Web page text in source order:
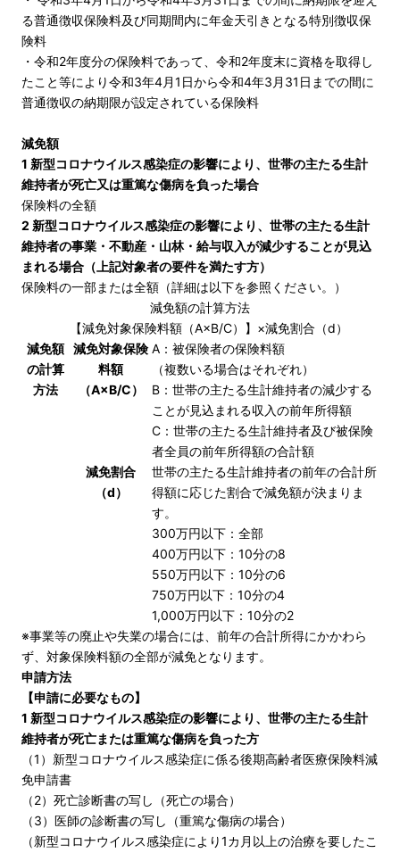
る普通徴収保険料及び同期間内に年金天引きとなる特別徴収保
険料
・令和2年度分の保険料であって、令和2年度末に資格を取得し
たこと等により令和3年4月1日から令和4年3月31日までの間に
普通徴収の納期限が設定されている保険料
減免額
1 新型コロナウイルス感染症の影響により、世帯の主たる生計
維持者が死亡又は重篤な傷病を負った場合
保険料の全額
2 新型コロナウイルス感染症の影響により、世帯の主たる生計
維持者の事業・不動産・山林・給与収入が減少することが見込
まれる場合（上記対象者の要件を満たす方）
保険料の一部または全額（詳細は以下を参照ください。）
減免額の計算方法
減免額
の計算
方法
【減免対象保険料額（A×B/C）】×減免割合（d）
減免対象保険
料額
（A×B/C）
A：被保険者の保険料額
（複数いる場合はそれぞれ）
B：世帯の主たる生計維持者の減少する
ことが見込まれる収入の前年所得額
C：世帯の主たる生計維持者及び被保険
者全員の前年所得額の合計額
減免割合
（d）
世帯の主たる生計維持者の前年の合計所
得額に応じた割合で減免額が決まりま
す。
300万円以下：全部
400万円以下：10分の8
550万円以下：10分の6
750万円以下：10分の4
1,000万円以下：10分の2
※事業等の廃止や失業の場合には、前年の合計所得にかかわら
ず、対象保険料額の全部が減免となります。
申請方法
【申請に必要なもの】
1 新型コロナウイルス感染症の影響により、世帯の主たる生計
維持者が死亡または重篤な傷病を負った方
（1）新型コロナウイルス感染症に係る後期高齢者医療保険料減
免申請書
（2）死亡診断書の写し（死亡の場合）
（3）医師の診断書の写し（重篤な傷病の場合）
（新型コロナウイルス感染症により1カ月以上の治療を要したこ